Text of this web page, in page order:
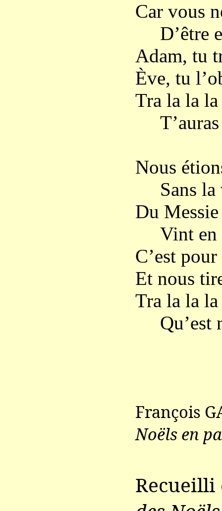
Car vous
D’être
Adam, tu
Ève, tu
Tra la la
Nous
Sans la
Du
Vint en
C’est
Et nous
Tra la la
Qu’est
François
Noëls en